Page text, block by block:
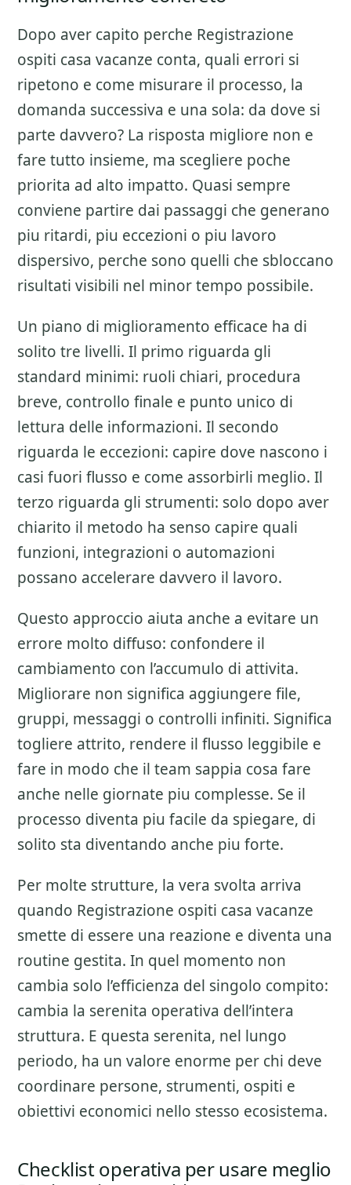
Dopo aver capito perche Registrazione
ospiti casa vacanze conta, quali errori si
ripetono e come misurare il processo, la
domanda successiva e una sola: da dove si
parte davvero? La risposta migliore non e
fare tutto insieme, ma scegliere poche
priorita ad alto impatto. Quasi sempre
conviene partire dai passaggi che generano
piu ritardi, piu eccezioni o piu lavoro
dispersivo, perche sono quelli che sbloccano
risultati visibili nel minor tempo possibile.
Un piano di miglioramento efficace ha di
solito tre livelli. Il primo riguarda gli
standard minimi: ruoli chiari, procedura
breve, controllo finale e punto unico di
lettura delle informazioni. Il secondo
riguarda le eccezioni: capire dove nascono i
casi fuori flusso e come assorbirli meglio. Il
terzo riguarda gli strumenti: solo dopo aver
chiarito il metodo ha senso capire quali
funzioni, integrazioni o automazioni
possano accelerare davvero il lavoro.
Questo approccio aiuta anche a evitare un
errore molto diffuso: confondere il
cambiamento con l’accumulo di attivita.
Migliorare non significa aggiungere file,
gruppi, messaggi o controlli infiniti. Significa
togliere attrito, rendere il flusso leggibile e
fare in modo che il team sappia cosa fare
anche nelle giornate piu complesse. Se il
processo diventa piu facile da spiegare, di
solito sta diventando anche piu forte.
Per molte strutture, la vera svolta arriva
quando Registrazione ospiti casa vacanze
smette di essere una reazione e diventa una
routine gestita. In quel momento non
cambia solo l’efficienza del singolo compito:
cambia la serenita operativa dell’intera
struttura. E questa serenita, nel lungo
periodo, ha un valore enorme per chi deve
coordinare persone, strumenti, ospiti e
obiettivi economici nello stesso ecosistema.
Checklist operativa per usare meglio